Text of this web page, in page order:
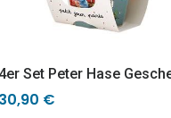
30,90 €